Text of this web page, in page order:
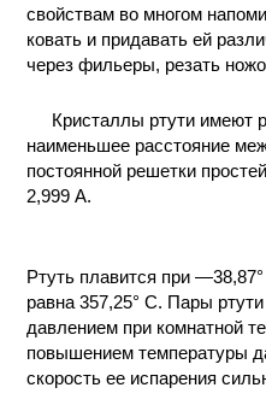
свойствам во многом
ковать и придавать ей
через фильеры, резать
Кристаллы ртути имеют
наименьшее расстояние
постоянной решетки
2,999 А.
Ртуть плавится при
равна 357,25° С. Пары
давлением при комнатной
повышением температуры
скорость ее испарения